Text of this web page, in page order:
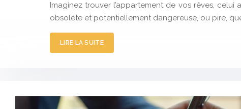
Imaginez trouver l’appartement de vos rêves,
obsolète et potentiellement dangereuse, ou pire,
LIRE LA SUITE